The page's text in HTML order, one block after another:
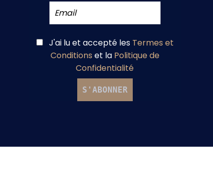
J'ai lu et acceptéles Termes et
Conditions et la Politique de
Confidentialité